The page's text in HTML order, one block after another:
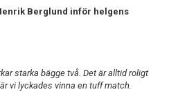
Berglund inför helgens
starka bägge två. Det är alltid roligt
vi lyckades vinna en tuff match.